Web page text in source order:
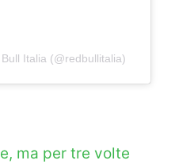
Italia (@redbullitalia)
ma per tre volte